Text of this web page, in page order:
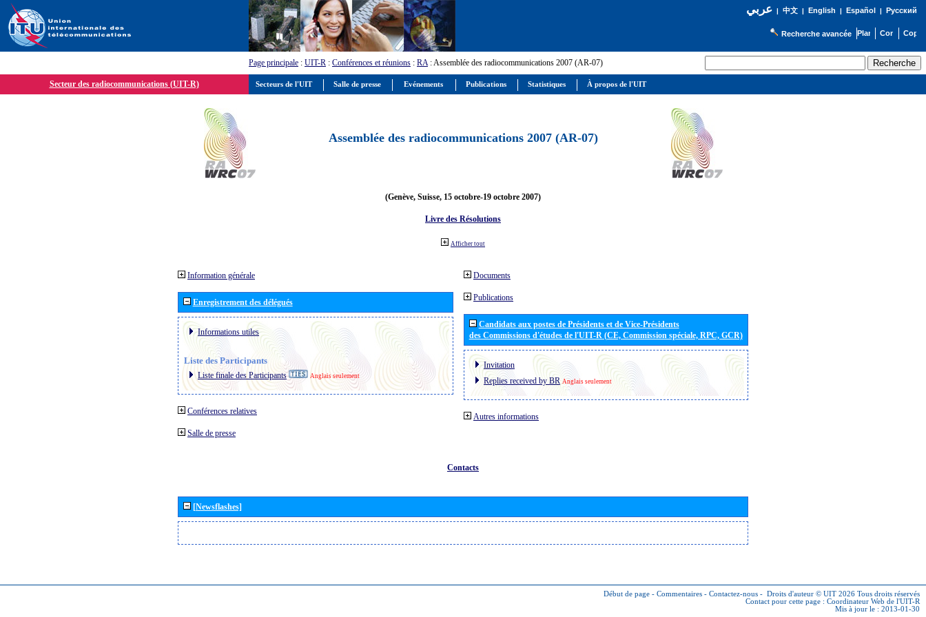
عربي| 中文| English | Español | Русский
Recherche avancée
Page principale : UIT-R : Conférences et réunions : RA: Assemblée des radiocommunications 2007 (AR-07)
Secteur des radiocommunications (UIT-R)
Assemblée des radiocommunications 2007 (AR-07)
(Genève, Suisse, 15 octobre-19 octobre 2007)
Livre des Résolutions
Afficher tout
Information générale
Enregistrement des délégués
Informations utiles
Liste des Participants
Liste finale des Participants Anglais seulement
Conférences relatives
Salle de presse
Documents
Publications
Candidats aux postes de Présidents et de Vice-Présidents
des Commissions d'études de l'UIT-R (CE, Commission spéciale, RPC, GCR)
Invitation
Replies received by BR Anglais seulement
Autres informations
Contacts
[Newsflashes]
Début de page - Commentaires - Contactez-nous - Droits d'auteur © UIT 2026 Tous droits réservés
Contact pour cette page : Coordinateur Web de l'UIT-R
Mis à jour le : 2013-01-30
Secteurs de l'UIT Salle de presse Evénements Publications Statistiques À propos de l'UIT